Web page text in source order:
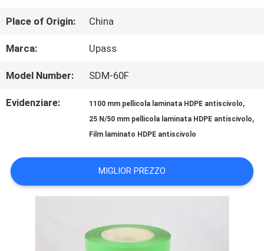
SPETTACOLO
SU
NOI
VISITA
Place of Origin: China
Marca: Upass
Model Number: SDM-60F
Evidenziare: 1100 mm pellicola laminata HDPE antiscivolo,
25 N/50 mm pellicola laminata HDPE antiscivolo,
Film laminato HDPE antiscivolo
MIGLIOR PREZZO